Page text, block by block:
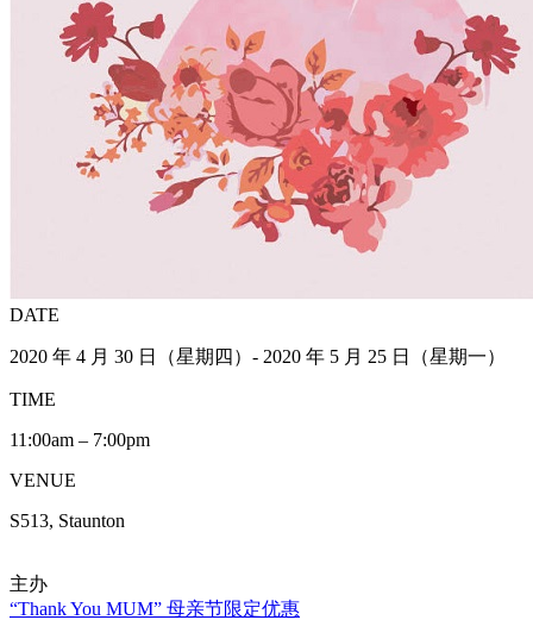
DATE
2020 年 4 月 30 日（星期四）- 2020 年 5 月 25 日（星期一）
TIME
11:00am – 7:00pm
VENUE
S513, Staunton
主办
“Thank You MUM” 母亲节限定优惠